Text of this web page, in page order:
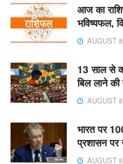
आज का
भविष्यफल,
AUGUST
13 साल से
बिल लाने की
AUGUST
भारत पर
प्रशासन पर
AUGUST